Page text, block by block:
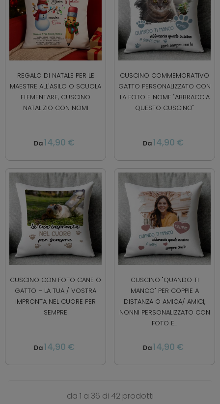
REGALO DI NATALE PER LE
MAESTRE ALL'ASILO O SCUOLA
ELEMENTARE, CUSCINO
NATALIZIO CON NOMI
Da14,90 €
CUSCINO COMMEMORATIVO
GATTO PERSONALIZZATO CON
LA FOTO E NOME "ABBRACCIA
QUESTO CUSCINO"
Da14,90 €
CUSCINO CON FOTO CANE O
GATTO – LA TUA / VOSTRA
IMPRONTA NEL CUORE PER
SEMPRE
Da14,90 €
CUSCINO "QUANDO TI
MANCO" PER COPPIE A
DISTANZA O AMICA/ AMICI,
NONNI PERSONALIZZATO CON
FOTO E...
Da14,90 €
da 1 a 36 di 42 prodotti